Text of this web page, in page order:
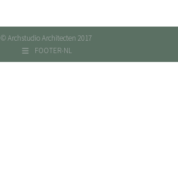
© Archstudio Architecten 2017
FOOTER-NL